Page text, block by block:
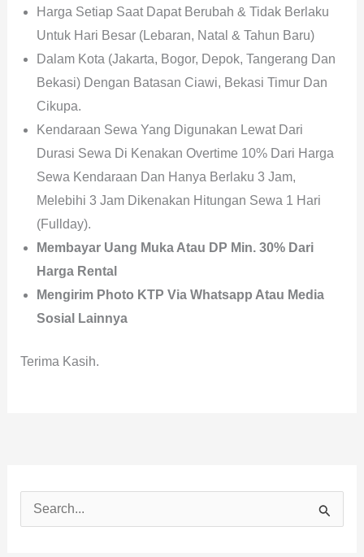
Harga Setiap Saat Dapat Berubah & Tidak Berlaku
Untuk Hari Besar (Lebaran, Natal & Tahun Baru)
Dalam Kota (Jakarta, Bogor, Depok, Tangerang Dan
Bekasi) Dengan Batasan Ciawi, Bekasi Timur Dan
Cikupa.
Kendaraan Sewa Yang Digunakan Lewat Dari
Durasi Sewa Di Kenakan Overtime 10% Dari Harga
Sewa Kendaraan Dan Hanya Berlaku 3 Jam,
Melebihi 3 Jam Dikenakan Hitungan Sewa 1 Hari
(fullday).
Membayar Uang Muka Atau DP Min. 30% Dari
Harga Rental
Mengirim Photo KTP Via Whatsapp Atau Media
Sosial Lainnya
Terima Kasih.